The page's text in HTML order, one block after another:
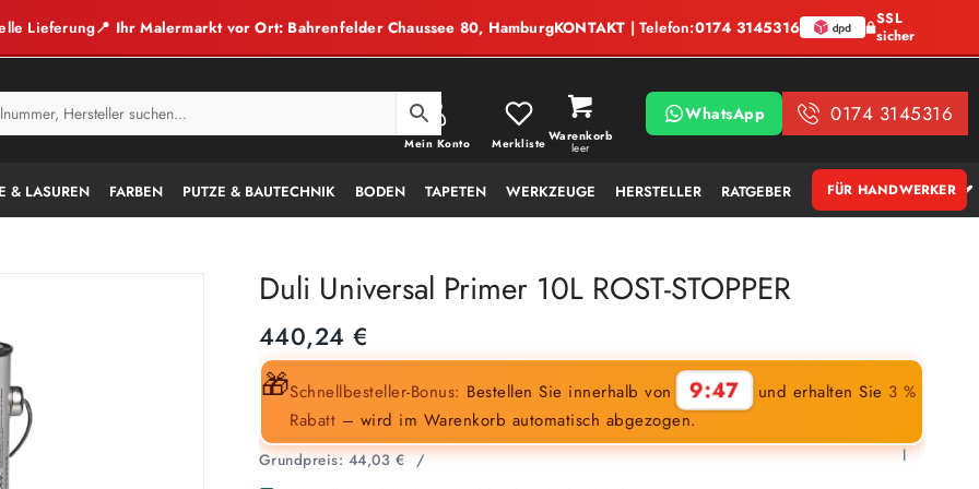
Lieferung📍 Ihr Malermarkt vor Ort: Bahrenfelder Chaussee 80, HamburgKONTAKT | Telefon:0174 3145316
SSL
sicher
Warenkorb
leer
Mein Konto Merkliste
WhatsApp 0174 3145316
& LASUREN FARBEN PUTZE & BAUTECHNIK BODEN TAPETEN WERKZEUGE HERSTELLER RATGEBER FÜR HANDWERKER
Duli Universal Primer 10L ROST-STOPPER
440,24€
🎁Schnellbesteller-Bonus: Bestellen Sie innerhalb von 9:46 und erhalten Sie 3 %
Rabatt – wird im Warenkorb automatisch abgezogen.
Grundpreis:44,03€ / l